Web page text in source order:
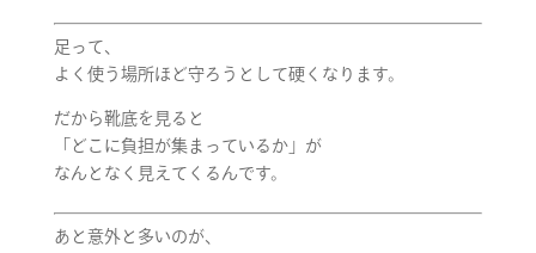
足って、
よく使う場所ほど守ろうとして硬くなります。
だから靴底を見ると
「どこに負担が集まっているか」が
なんとなく見えてくるんです。
あと意外と多いのが、